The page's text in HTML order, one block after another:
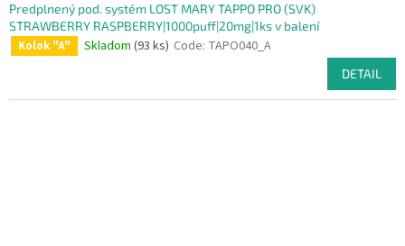
Predplnený pod. systém LOST MARY TAPPO PRO (SVK)
STRAWBERRY RASPBERRY|1000puff|20mg|1ks v balení
Kolok "A" Skladom (93 ks) Code: TAPO040_A
DETAIL